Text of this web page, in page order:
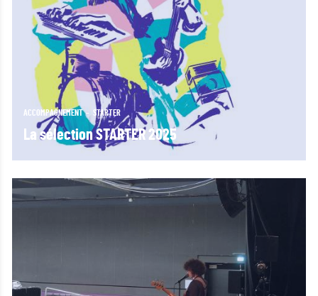
ACCOMPAGNEMENT STARTER
La sélection STARTER 2025